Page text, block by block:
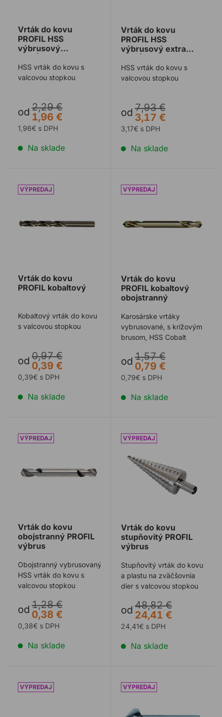
Vrták do kovu
PROFIL HSS
výbrusový
HSS vrták do kovu s
valcovou stopkou
od 2,29 €
1,96 €
1,96€ s DPH
Na sklade
Vrták do kovu
PROFIL HSS
výbrusový extra
HSS vrták do kovu s
valcovou stopkou
od 7,93 €
3,17 €
3,17€ s DPH
Na sklade
Vrták do kovu PROFIL kobaltový
Vrták do kovu
PROFIL kobaltový
Kobaltový vrták do kovu
s valcovou stopkou
od 0,97 €
0,39 €
0,39€ s DPH
Na sklade
Vrták do kovu PROFIL
Vrták do kovu
PROFIL kobaltový
obojstranný
Karosárske vrtáky
vybrusované, s krížovým
brusom, HSS Cobalt
od 1,57 €
0,79 €
0,79€ s DPH
Na sklade
Vrták do kovu obojstranný PROFIL výbrus
Vrták do kovu
obojstranný PROFIL
výbrus
Obojstranný vybrusovaný
HSS vrták do kovu s
valcovou stopkou
od 1,28 €
0,38 €
0,38€ s DPH
Na sklade
Vrták do kovu stupňovitý
Vrták do kovu
stupňovitý PROFIL
výbrus
Stupňovitý vrták do kovu
a plastu na zväčšovnia
dier s valcovou stopkou
od 48,82 €
24,41 €
24,41€ s DPH
Na sklade
Vrták do kovu PROFIL kuželovýZáhlbník kužeľový HSS-